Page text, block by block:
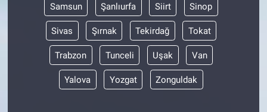
Samsun Şanlıurfa Siirt Sinop
Sivas Şırnak Tekirdağ Tokat
Trabzon Tunceli Uşak Van
Yalova Yozgat Zonguldak